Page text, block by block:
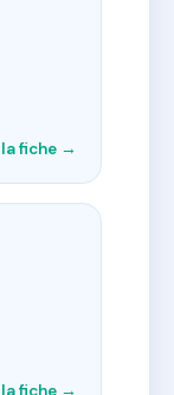
fiche →
fiche →